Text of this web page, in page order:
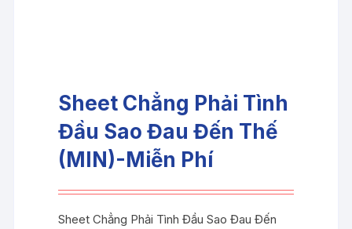
Sheet Chẳng Phải Tình
Đầu Sao Đau Đến Thế
(MIN)-Miễn Phí
Sheet Chẳng Phải Tình Đầu Sao Đau Đến